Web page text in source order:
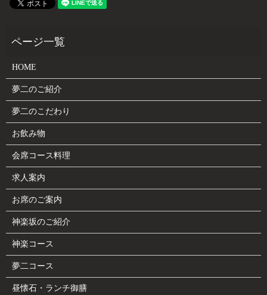
HOME
夢二のご紹介
夢二のこだわり
お飲み物
会席コース料理
求人案内
お席のご案内
神楽坂のご紹介
神楽コース
夢二コース
昼懐石・ランチ御膳